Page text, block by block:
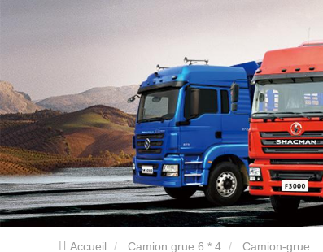
Accueil Camion grue 6 * 4 Camion-grue